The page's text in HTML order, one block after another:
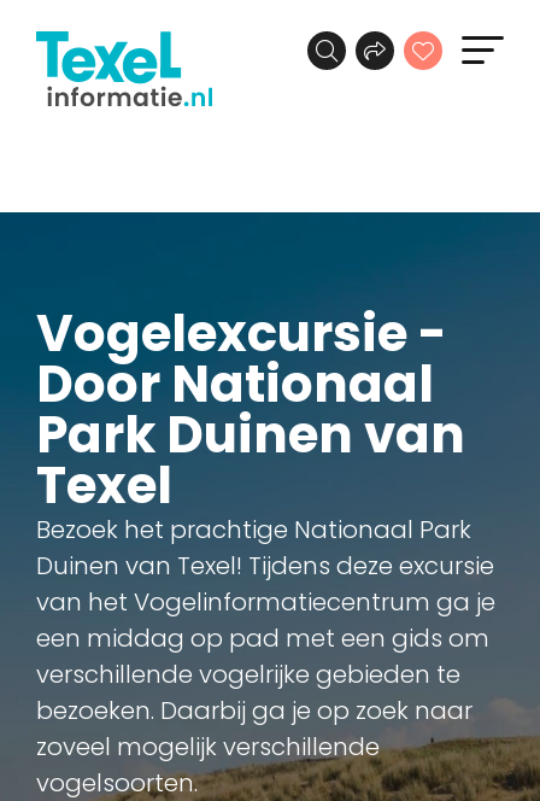
Vogelexcursie -
Door Nationaal
Park Duinen van
Texel
Bezoek het prachtige Nationaal Park
Duinen van Texel! Tijdens deze excursie
van het Vogelinformatiecentrum ga je
een middag op pad met een gids om
verschillende vogelrijke gebieden te
bezoeken. Daarbij ga je op zoek naar
zoveel mogelijk verschillende
vogelsoorten.